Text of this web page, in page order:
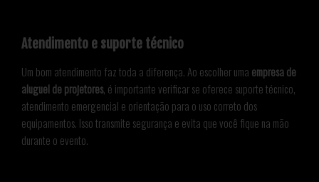
Atendimento e suporte técnico
Um bom atendimento faz toda a diferença. Ao escolher uma empresa de
aluguel de projetores, é importante verificar se oferece suporte técnico,
atendimento emergencial e orientação para o uso correto dos
equipamentos. Isso transmite segurança e evita que você fique na mão
durante o evento.